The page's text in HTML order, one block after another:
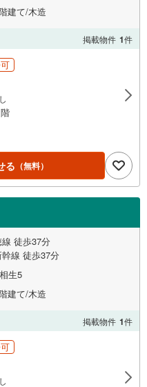
建て/木造
掲載物件 1件
る （無料）
徒歩37分
線 徒歩37分
生5
建て/木造
掲載物件 1件